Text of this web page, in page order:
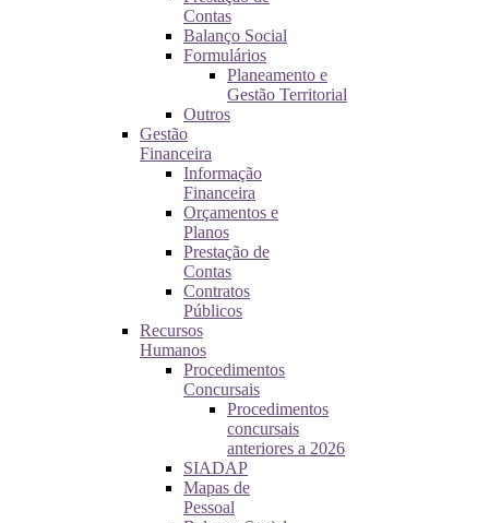
Contas
Balanço Social
Formulários
Planeamento e
Gestão Territorial
Outros
Gestão
Financeira
Informação
Financeira
Orçamentos e
Planos
Prestação de
Contas
Contratos
Públicos
Recursos
Humanos
Procedimentos
Concursais
Procedimentos
concursais
anteriores a 2026
SIADAP
Mapas de
Pessoal